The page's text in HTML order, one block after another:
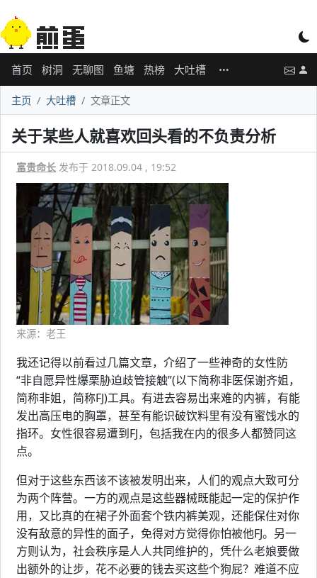
首页 树洞 无聊图 鱼塘 热榜 大吐槽
主页 大吐槽 文章正文
关于某些人就喜欢回头看的不负责分析
富贵命长 发布于 2018.09.04 , 19:52
来源：老王
我还记得以前看过几篇文章，介绍了一些神奇的女性防
“非自愿异性爆栗胁迫歧管接触”(以下简称非医保谢齐姐，
简称非姐，简称FJ)工具。有进去容易出来难的内裤，有能
发出高压电的胸罩，甚至有能识破饮料里有没有蜜饯水的
指环。女性很容易遭到FJ，包括我在内的很多人都赞同这
点。
但对于这些东西该不该被发明出来，人们的观点大致可分
为两个阵营。一方的观点是这些器械既能起一定的保护作
用，又比真的在裙子外面套个铁内裤美观，还能保住对你
没有敌意的异性的面子，免得对方觉得你怕被他FJ。另一
方则认为，社会秩序是人人共同维护的，凭什么老娘要做
出额外的让步，花不必要的钱去买这些个狗屁？难道不应